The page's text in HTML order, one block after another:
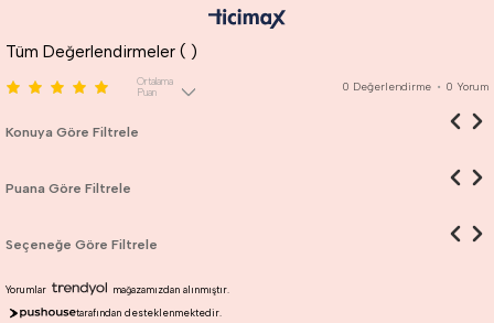
Tüm Değerlendirmeler ( )
Ortalama
Puan
0 Değerlendirme • 0 Yorum
Konuya Göre Filtrele
Puana Göre Filtrele
Seçeneğe Göre Filtrele
Yorumlar
mağazamızdan alınmıştır.
tarafından desteklenmektedir.